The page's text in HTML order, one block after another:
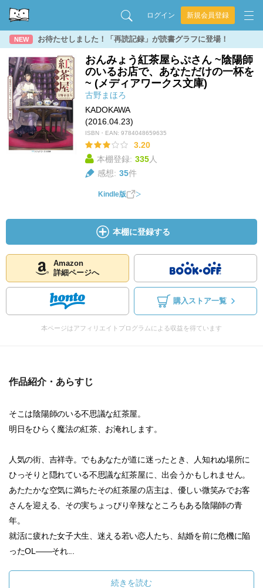
ログイン 新規会員登録
NEW お待たせしました！「再読記録」が読書グラフに登場！
おんみょう紅茶屋らぷさん ~陰陽師
のいるお店で、あなただけの一杯を
~ (メディアワークス文庫)
古野まほろ
KADOKAWA
(2016.04.23)
ISBN・EAN: 9784048659635
3.20
本棚登録: 335人
感想: 35件
Kindle版
本棚に登録する
Amazon
詳細ページへ
購入ストア一覧
本ページはアフィリエイトプログラムによる収益を得ています
作品紹介・あらすじ
そこは陰陽師のいる不思議な紅茶屋。
明日をひらく魔法の紅茶、お淹れします。
人気の街、吉祥寺。でもあなたが道に迷ったとき、人知れぬ場所に
ひっそりと隠れている不思議な紅茶屋に、出会うかもしれません。
あたたかな空気に満ちたその紅茶屋の店主は、優しい微笑みでお客
さんを迎える、その実ちょっぴり辛辣なところもある陰陽師の青
年。
就活に疲れた女子大生、迷える若い恋人たち、結婚を前に危機に陥
ったOL――それ...
続きを読む